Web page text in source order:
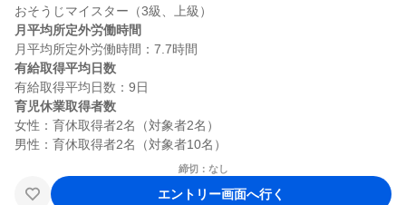
月平均所定外労働時間
有給取得平均日数
育児休業取得者数
女性：育休取得者2名（対象者2名）
締切：なし
エントリー画面へ行く